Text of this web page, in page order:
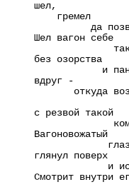
шел,
гремел
да
Шел вагон себе
так и
без озорства
и
вдруг -
откуда
с резвой такой
Вагоновожатый
глаз
глянул поверх
и
Смотрит внутри